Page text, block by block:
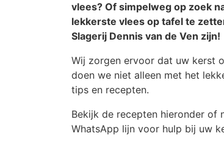
vlees? Of simpelweg op zoek
lekkerste vlees op tafel te
Slagerij Dennis van de Ven zijn!
Wij zorgen ervoor dat uw kerst
doen we niet alleen met het
tips en recepten.
Bekijk de recepten hieronder of
WhatsApp lijn voor hulp bij uw